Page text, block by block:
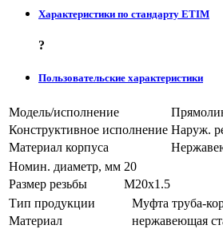
Характеристики по стандарту ETIM
?
Пользовательские характеристики
Модель/исполнение
Конструктивное исполнение Наруж.
Материал корпуса
Номин. диаметр, мм 20
Размер резьбы
M20x1.5
Тип продукции
Муфта труба-
Материал
нержавеющая